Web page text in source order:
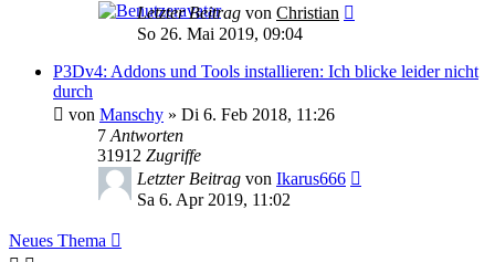
Letzter Beitrag von Christian
So 26. Mai 2019, 09:04
P3Dv4: Addons und Tools installieren: Ich blicke leider nicht
durch
von Manschy » Di 6. Feb 2018, 11:26
7 Antworten
31912 Zugriffe
Letzter Beitrag von Ikarus666
Sa 6. Apr 2019, 11:02
Neues Thema